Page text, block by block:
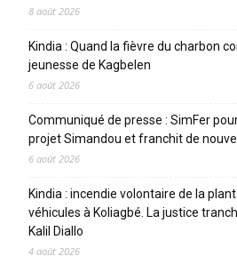
8 août 2026
Kindia : Quand la fièvre du charbon
jeunesse de Kagbelen
6 août 2026
Communiqué de presse : SimFer
projet Simandou et franchit de
6 août 2026
Kindia : incendie volontaire de la
véhicules à Koliagbé. La justice
Kalil Diallo
4 août 2026